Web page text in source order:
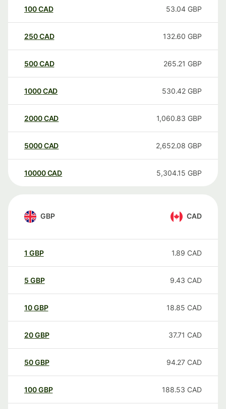
100CAD 53.04 GBP
250CAD 132.60 GBP
500CAD 265.21 GBP
1000CAD 530.42 GBP
2000CAD 1,060.83 GBP
5000CAD 2,652.08 GBP
10000 CAD 5,304.15 GBP
GBP CAD
1 GBP 1.89 CAD
5 GBP 9.43 CAD
10GBP 18.85 CAD
20GBP 37.71 CAD
50GBP 94.27 CAD
100GBP 188.53 CAD